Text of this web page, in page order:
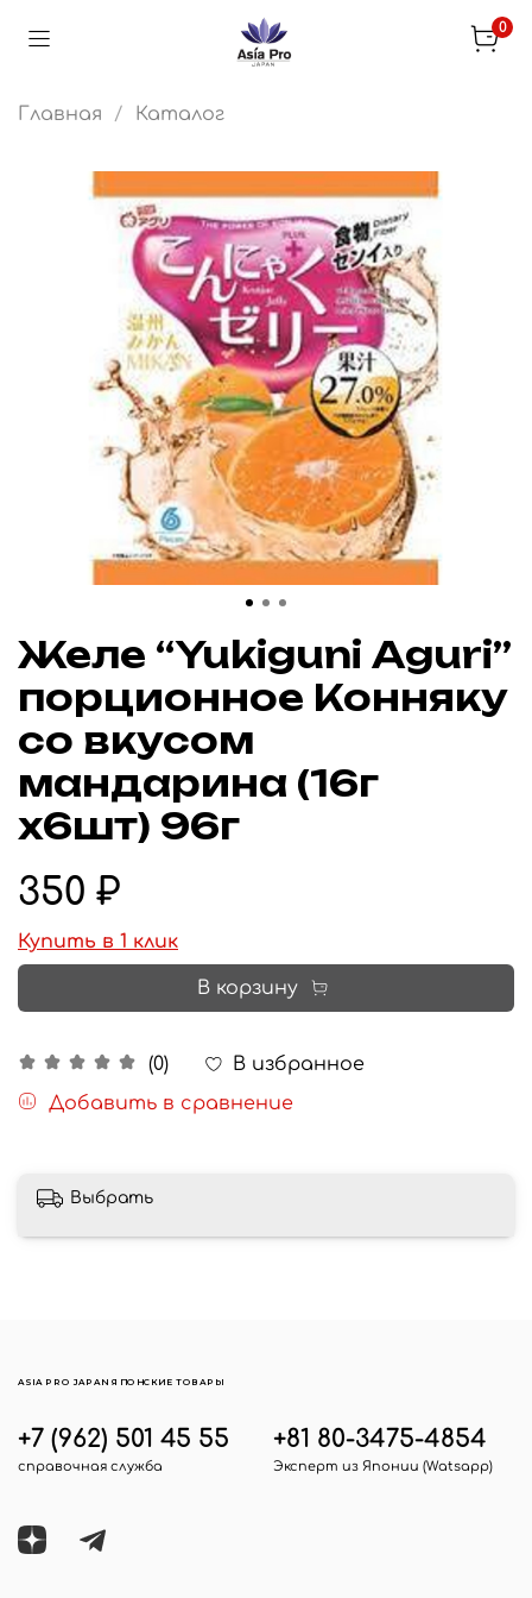
0
Главная Каталог
Желе “Yukiguni Aguri”
порционное Конняку
со вкусом
мандарина (16г
х6шт) 96г
(0)
В избранное
Добавить в сравнение
350 ₽
Купить в 1 клик
В корзину
Выбрать
+7 (962) 501 45 55
справочная служба
+81 80-3475-4854
Эксперт из Японии (Watsapp)
ASIA PRO JAPAN ЯПОНСКИЕ ТОВАРЫ